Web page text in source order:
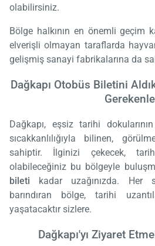
olabilirsiniz.
Bölge halkının en önemli geçim
elverişli olmayan taraflarda
gelişmiş sanayi fabrikalarına da
Dağkapı Otobüs Biletini
Dağkapı, eşsiz tarihi
sıcakkanlılığıyla bilinen,
sahiptir. İlginizi çekecek,
olabileceğiniz bu bölgeyle
bileti kadar uzağınızda. Her
barındıran bölge, tarihi
yaşatacaktır sizlere.
Dağkapı'yı Ziyaret